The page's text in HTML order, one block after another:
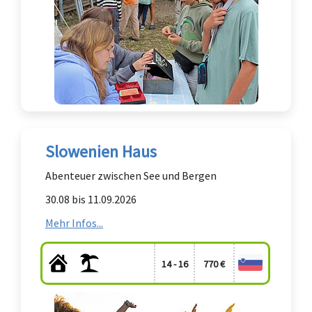
Slowenien Haus
Abenteuer zwischen See und Bergen
30.08 bis 11.09.2026
Mehr Infos...
14 - 16 770 €